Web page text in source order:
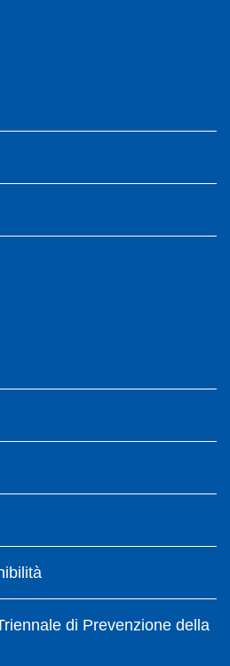
di Prevenzione della